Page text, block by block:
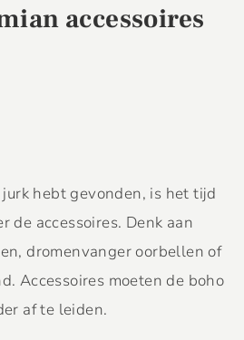
accessoires
hebt gevonden, is het tijd
de accessoires. Denk aan
dromenvanger oorbellen of
Accessoires moeten de boho
af te leiden.